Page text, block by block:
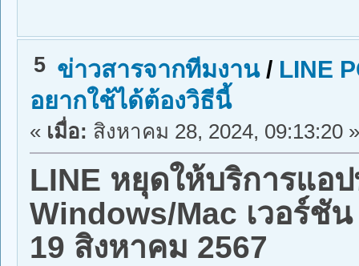
5 ข่าวสารจากทีมงาน/ LINE
อยากใช้ได้ต้องวิธีนี้
« เมื่อ: สิงหาคม 28, 2024, 09:13:20 »
LINE หยุดให้บริการแอ
Windows/Mac เวอร์ชั
19 สิงหาคม 2567